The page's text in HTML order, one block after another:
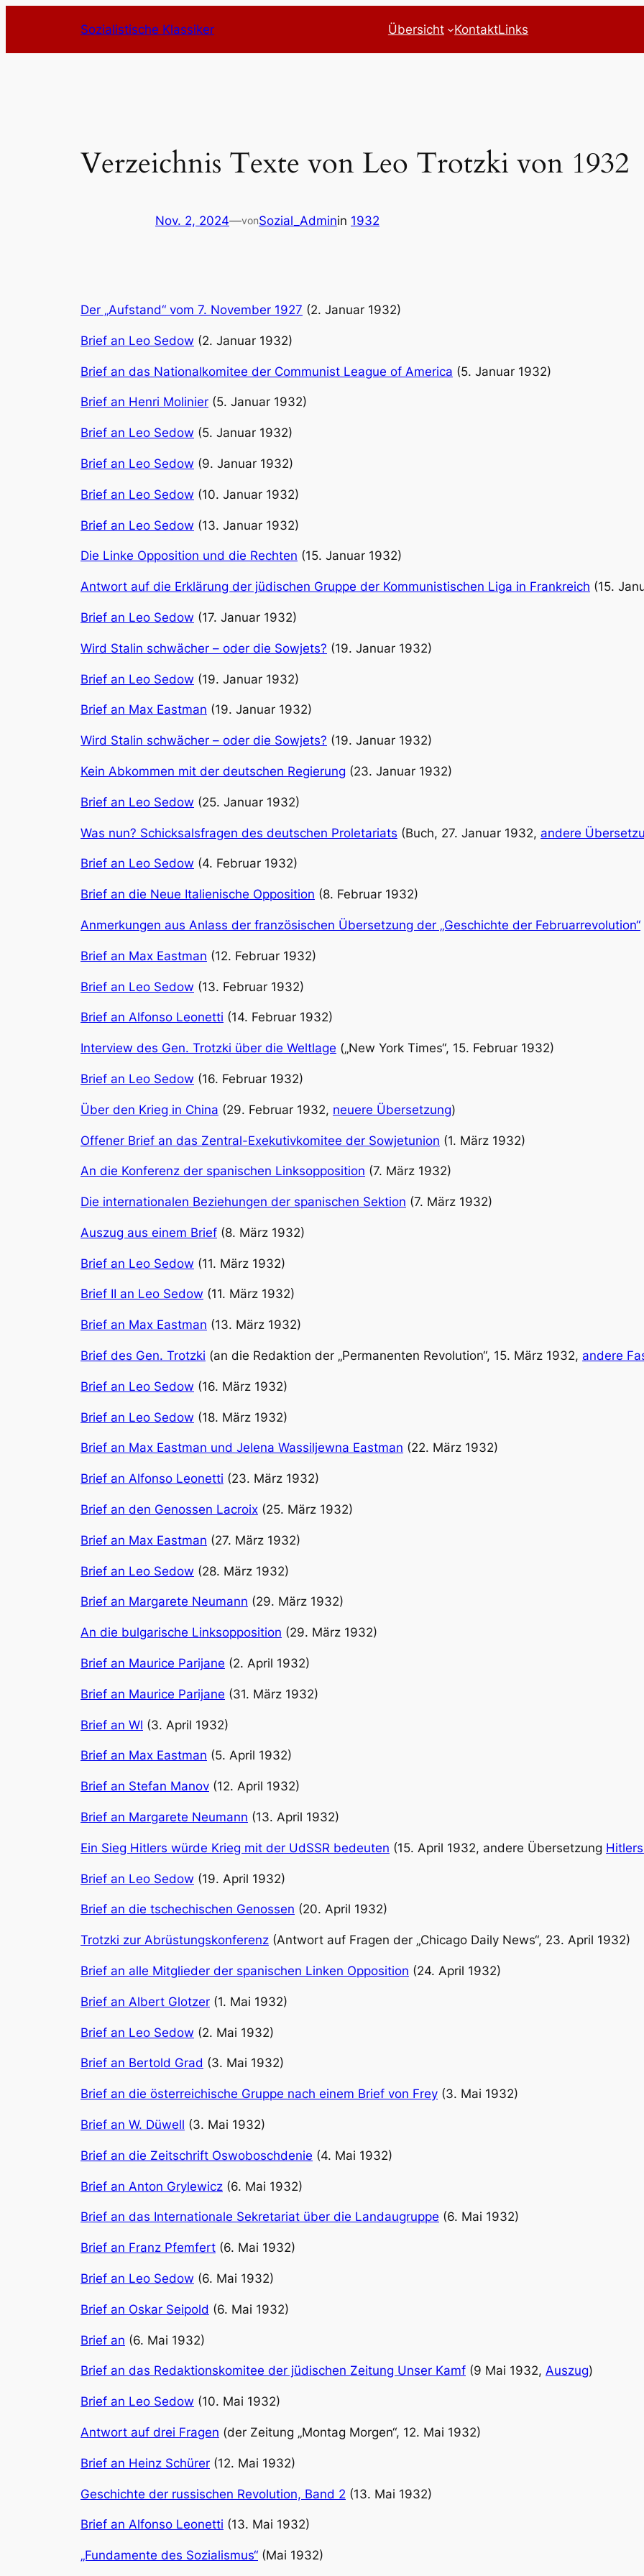
springen
Sozialistische Klassiker Übersicht KontaktLinks
Verzeichnis Texte von Leo Trotzki von 1932
Nov. 2, 2024—vonSozial_Adminin 1932
Der „Aufstand“ vom 7. November 1927 (2. Januar 1932)
Brief an Leo Sedow (2. Januar 1932)
Brief an das Nationalkomitee der Communist League of America (5. Januar 1932)
Brief an Henri Molinier (5. Januar 1932)
Brief an Leo Sedow (5. Januar 1932)
Brief an Leo Sedow (9. Januar 1932)
Brief an Leo Sedow (10. Januar 1932)
Brief an Leo Sedow (13. Januar 1932)
Die Linke Opposition und die Rechten (15. Januar 1932)
Antwort auf die Erklärung der jüdischen Gruppe der Kommunistischen Liga in Frankreich (15.
Brief an Leo Sedow (17. Januar 1932)
Wird Stalin schwächer – oder die Sowjets? (19. Januar 1932)
Brief an Leo Sedow (19. Januar 1932)
Brief an Max Eastman (19. Januar 1932)
Wird Stalin schwächer – oder die Sowjets? (19. Januar 1932)
Kein Abkommen mit der deutschen Regierung (23. Januar 1932)
Brief an Leo Sedow (25. Januar 1932)
Was nun? Schicksalsfragen des deutschen Proletariats (Buch, 27. Januar 1932, andere
Brief an Leo Sedow (4. Februar 1932)
Brief an die Neue Italienische Opposition (8. Februar 1932)
Anmerkungen aus Anlass der französischen Übersetzung der „Geschichte der Februarrevolution“
Brief an Max Eastman (12. Februar 1932)
Brief an Leo Sedow (13. Februar 1932)
Brief an Alfonso Leonetti (14. Februar 1932)
Interview des Gen. Trotzki über die Weltlage („New York Times“, 15. Februar 1932)
Brief an Leo Sedow (16. Februar 1932)
Über den Krieg in China (29. Februar 1932, neuere Übersetzung)
Offener Brief an das Zentral-Exekutivkomitee der Sowjetunion (1. März 1932)
An die Konferenz der spanischen Linksopposition (7. März 1932)
Die internationalen Beziehungen der spanischen Sektion (7. März 1932)
Auszug aus einem Brief (8. März 1932)
Brief an Leo Sedow (11. März 1932)
Brief II an Leo Sedow (11. März 1932)
Brief an Max Eastman (13. März 1932)
Brief des Gen. Trotzki (an die Redaktion der „Permanenten Revolution“, 15. März 1932, andere
Brief an Leo Sedow (16. März 1932)
Brief an Leo Sedow (18. März 1932)
Brief an Max Eastman und Jelena Wassiljewna Eastman (22. März 1932)
Brief an Alfonso Leonetti (23. März 1932)
Brief an den Genossen Lacroix (25. März 1932)
Brief an Max Eastman (27. März 1932)
Brief an Leo Sedow (28. März 1932)
Brief an Margarete Neumann (29. März 1932)
An die bulgarische Linksopposition (29. März 1932)
Brief an Maurice Parijane (2. April 1932)
Brief an Maurice Parijane (31. März 1932)
Brief an Wl (3. April 1932)
Brief an Max Eastman (5. April 1932)
Brief an Stefan Manov (12. April 1932)
Brief an Margarete Neumann (13. April 1932)
Ein Sieg Hitlers würde Krieg mit der UdSSR bedeuten (15. April 1932, andere Übersetzung
Brief an Leo Sedow (19. April 1932)
Brief an die tschechischen Genossen (20. April 1932)
Trotzki zur Abrüstungskonferenz (Antwort auf Fragen der „Chicago Daily News“, 23. April 1932)
Brief an alle Mitglieder der spanischen Linken Opposition (24. April 1932)
Brief an Albert Glotzer (1. Mai 1932)
Brief an Leo Sedow (2. Mai 1932)
Brief an Bertold Grad (3. Mai 1932)
Brief an die österreichische Gruppe nach einem Brief von Frey (3. Mai 1932)
Brief an W. Düwell (3. Mai 1932)
Brief an die Zeitschrift Oswoboschdenie (4. Mai 1932)
Brief an Anton Grylewicz (6. Mai 1932)
Brief an das Internationale Sekretariat über die Landaugruppe (6. Mai 1932)
Brief an Franz Pfemfert (6. Mai 1932)
Brief an Leo Sedow (6. Mai 1932)
Brief an Oskar Seipold (6. Mai 1932)
Brief an (6. Mai 1932)
Brief an das Redaktionskomitee der jüdischen Zeitung Unser Kamf (9 Mai 1932, Auszug)
Brief an Leo Sedow (10. Mai 1932)
Antwort auf drei Fragen (der Zeitung „Montag Morgen“, 12. Mai 1932)
Brief an Heinz Schürer (12. Mai 1932)
Geschichte der russischen Revolution, Band 2 (13. Mai 1932)
Brief an Alfonso Leonetti (13. Mai 1932)
„Fundamente des Sozialismus“ (Mai 1932)